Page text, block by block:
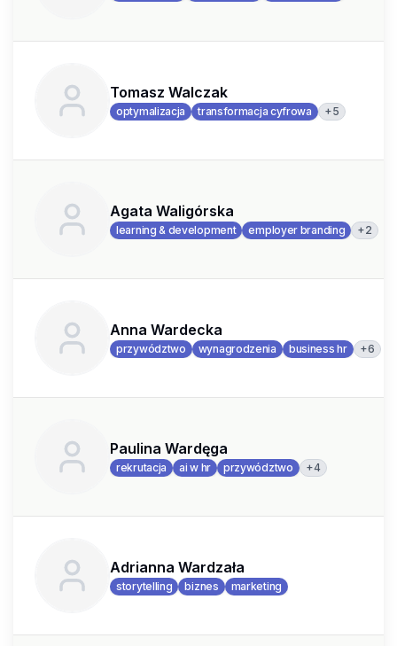
Tomasz Walczak
optymalizacja transformacja cyfrowa +5
Agata Waligórska
learning & development employer branding +2
Anna Wardecka
przywództwo wynagrodzenia business hr +6
Paulina Wardęga
rekrutacja ai w hr przywództwo +4
Adrianna Wardzała
storytelling biznes marketing